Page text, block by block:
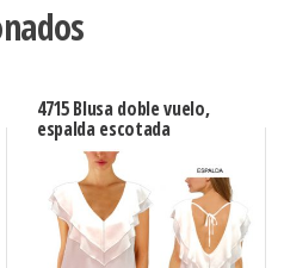
4715 Blusa doble vuelo,
espalda escotada